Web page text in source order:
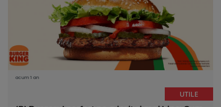
acum 1 an
UTILE